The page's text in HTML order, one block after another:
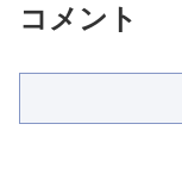
コメント